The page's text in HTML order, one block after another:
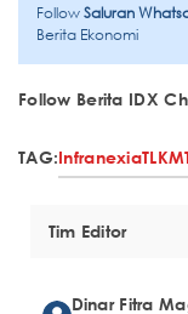
FollowSaluran
Berita Ekonomi
Follow Berita IDX
TAG:InfranexiaTLKM
Tim Editor
Dinar Fitra